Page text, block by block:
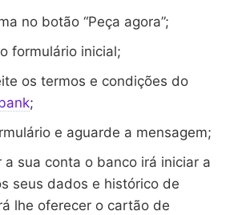
no botão “Peça agora”;
formulário inicial;
os termos e condições do
;
e aguarde a mensagem;
a sua conta o banco irá iniciar a
seus dados e histórico de
lhe oferecer o cartão de